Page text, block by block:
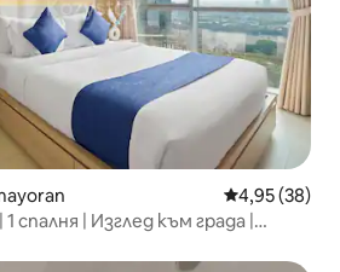
Средна
4,95 (38)
спалня | Изглед към града |